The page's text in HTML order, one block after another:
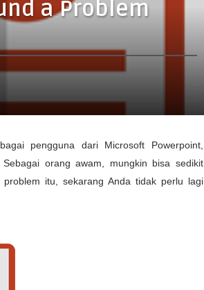
a Problem
pengguna dari Microsoft Powerpoint,
Sebagai orang awam, mungkin bisa sedikit
itu, sekarang Anda tidak perlu lagi